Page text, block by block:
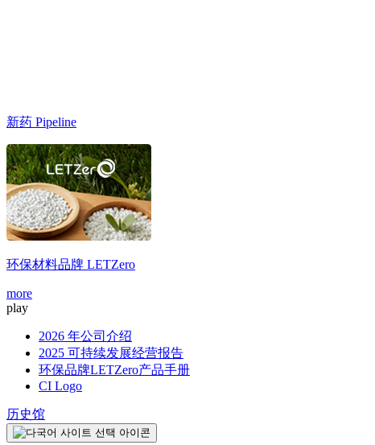
新药 Pipeline
环保材料品牌 LETZero
more
play
2026 年公司介绍
2025 可持续发展经营报告
环保品牌LETZero产品手册
CI Logo
历史馆